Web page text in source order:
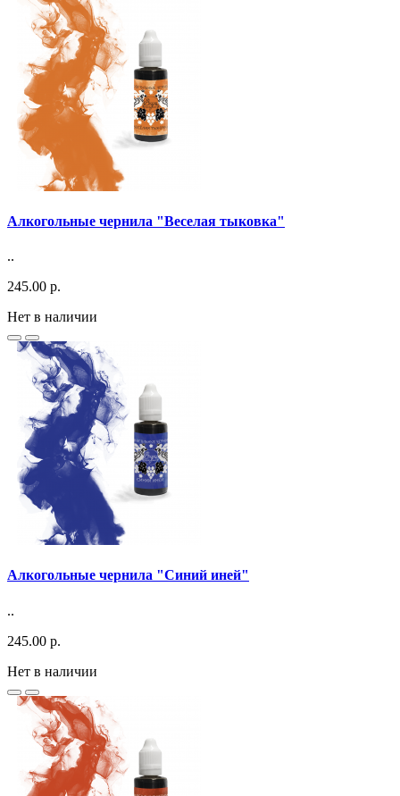
Алкогольные чернила "Веселая тыковка"
..
245.00 р.
Нет в наличии
Алкогольные чернила "Синий иней"
..
245.00 р.
Нет в наличии